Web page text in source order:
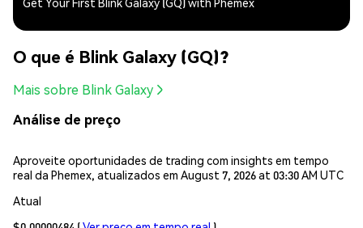
O que é Blink Galaxy (GQ)?
Mais sobre Blink Galaxy
Análise de preço
Aproveite oportunidades de trading com insights em tempo
real da Phemex, atualizados em August 7, 2026 at 03:30 AM UTC
Atual